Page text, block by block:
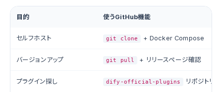
目的 使うGitHub機能
セルフホスト git clone + Docker Compose
バージョンアップ git pull + リリースページ確認
プラグイン探し dify-official-plugins リポジトリ